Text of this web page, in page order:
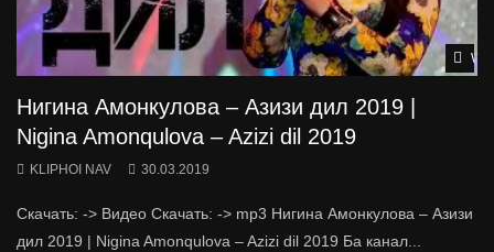
Нигина Амонкулова – Азизи дил 2019 |
Nigina Amonqulova – Azizi dil 2019
KLIPHOI NAV 30.03.2019
Скачать: -> Видео Скачать: -> mp3 Нигина Амонкулова – Азизи
дил 2019 | Nigina Amonqulova – Azizi dil 2019 Ба канал...